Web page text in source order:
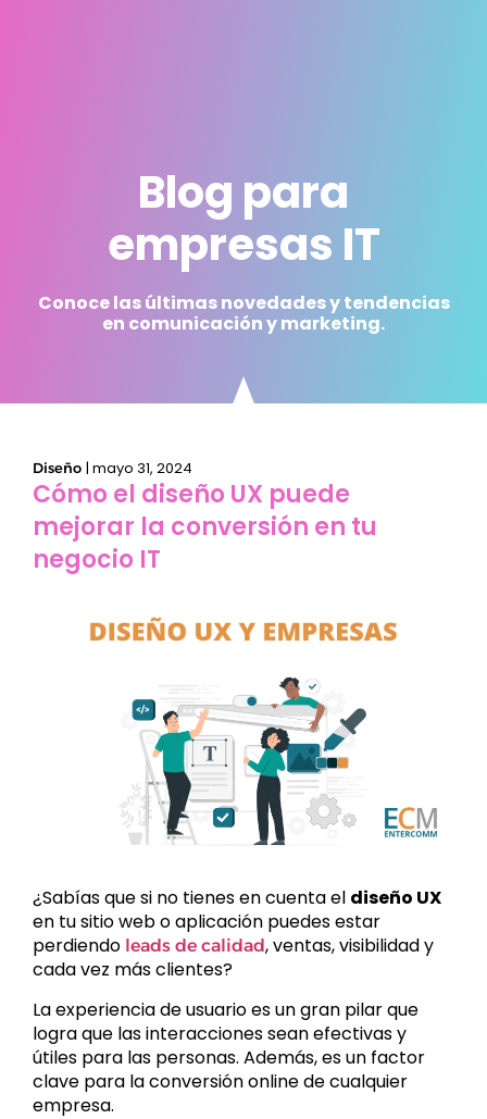
Blog para
empresas IT
Conoce las últimas novedades y tendencias
en comunicación y marketing.
Diseño | mayo 31, 2024
Cómo el diseño UX puede
mejorar la conversión en tu
negocio IT
¿Sabías que si no tienes en cuenta el diseño UX
en tu sitio web o aplicación puedes estar
perdiendo leads de calidad, ventas, visibilidad y
cada vez más clientes?
La experiencia de usuario es un gran pilar que
logra que las interacciones sean efectivas y
útiles para las personas. Además, es un factor
clave para la conversión online de cualquier
empresa.